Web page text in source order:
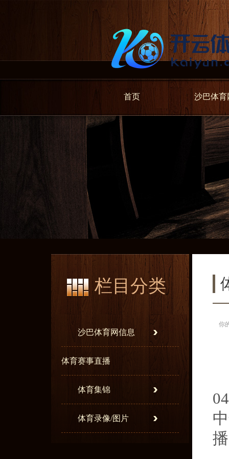
首页 沙巴体育
栏目分类
沙巴体育网信息
体育赛事直播
体育集锦
体育录像/图片
你